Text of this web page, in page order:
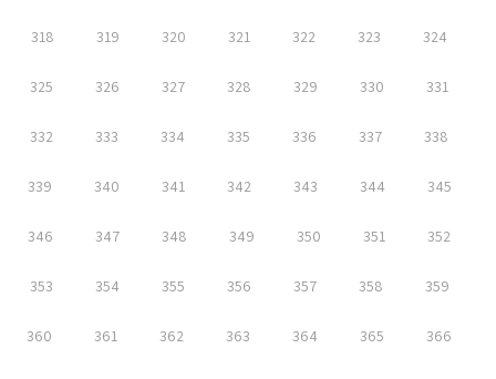
318 319 320 321 322 323 324
325 326 327 328 329 330 331
332 333 334 335 336 337 338
339 340 341 342 343 344 345
346 347 348 349 350 351 352
353 354 355 356 357 358 359
360 361 362 363 364 365 366